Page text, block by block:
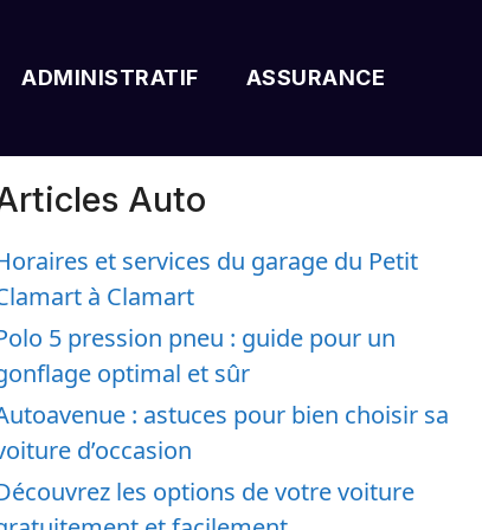
ADMINISTRATIF ASSURANCE
Auto
et services du garage du Petit
à Clamart
5 pression pneu : guide pour un
optimal et sûr
: astuces pour bien choisir sa
d’occasion
les options de votre voiture